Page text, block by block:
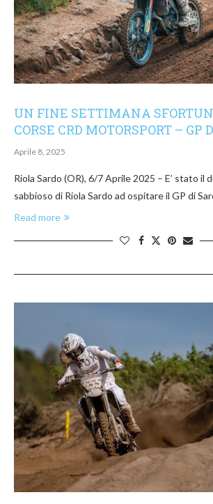
UN FINE SETTIMANA
CORSE CRD MOTORSPORT – GP
Aprile 8, 2025
Riola Sardo (OR), 6/7 Aprile 2025 – E’ stato il
sabbioso di Riola Sardo ad ospitare il GP di
Read more